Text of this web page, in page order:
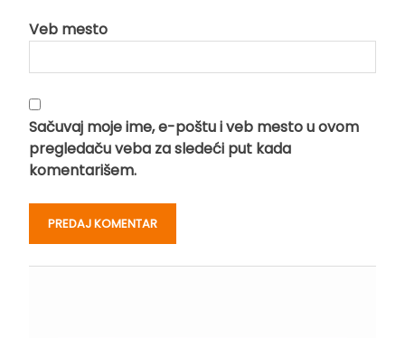
Veb mesto
Sačuvaj moje ime, e-poštu i veb mesto u ovom
pregledaču veba za sledeći put kada
komentarišem.